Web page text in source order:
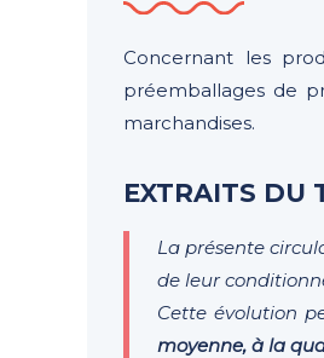
Concernant les
préemballages de
marchandises.
EXTRAITS DU
La présente
de leur
Cette évolution
moyenne, à la